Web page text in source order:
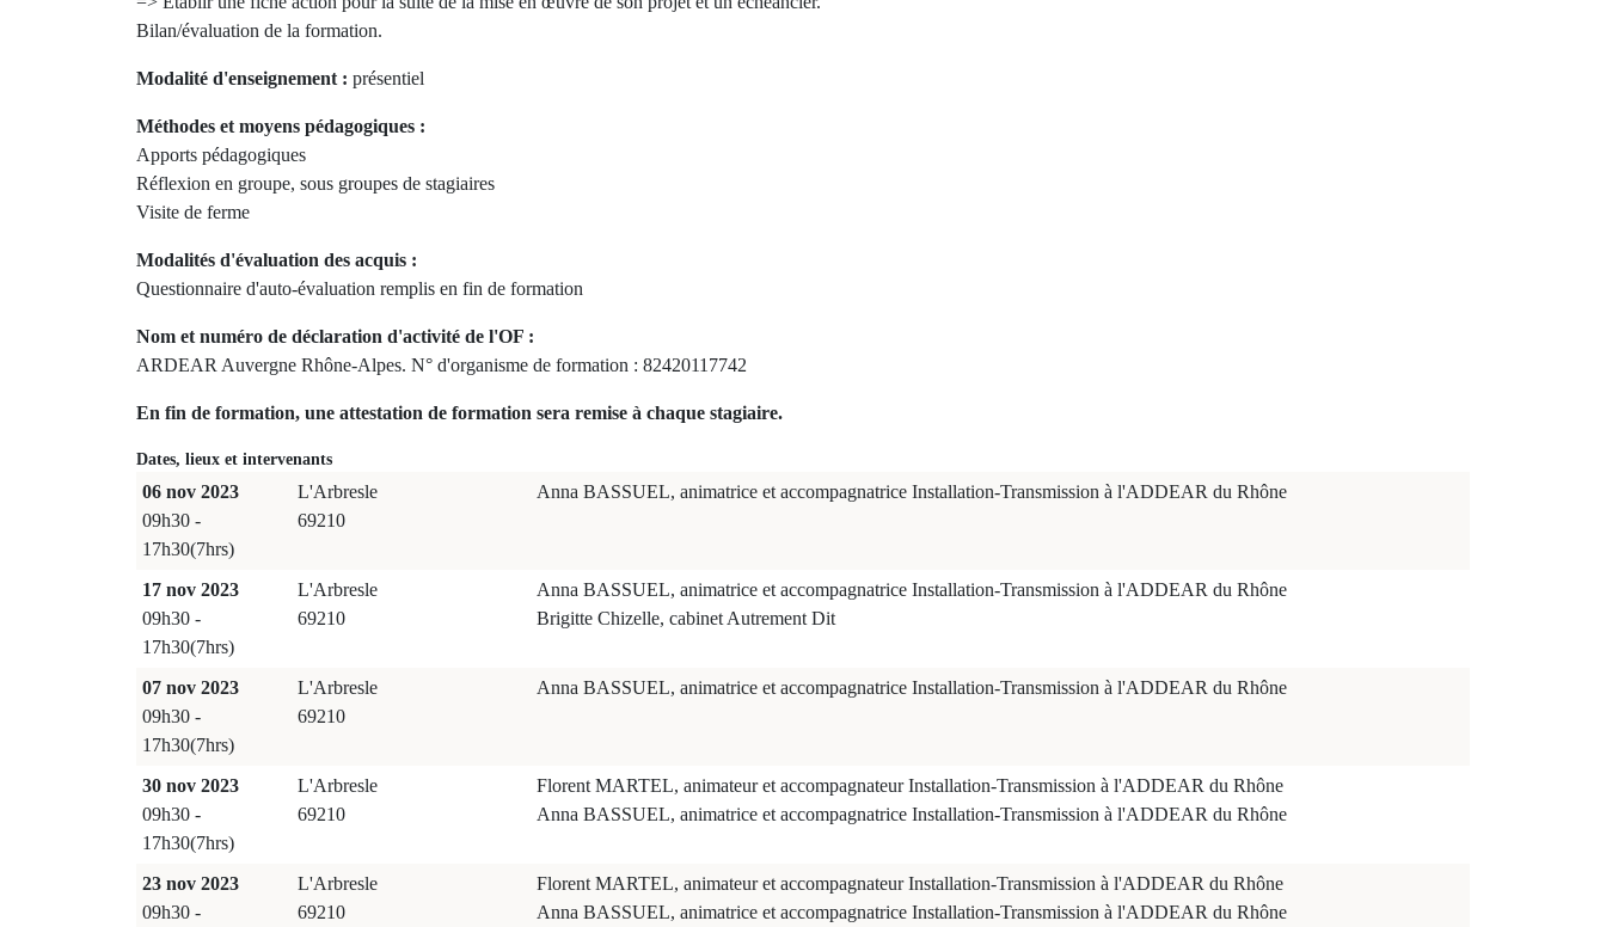
Bilan/évaluation de la formation.
Modalité d'enseignement : présentiel
Méthodes et moyens pédagogiques :
Apports pédagogiques
Réflexion en groupe, sous groupes de stagiaires
Visite de ferme
Modalités d'évaluation des acquis :
Questionnaire d'auto-évaluation remplis en fin de formation
Nom et numéro de déclaration d'activité de l'OF :
ARDEAR Auvergne Rhône-Alpes. N° d'organisme de formation : 82420117742
En fin de formation, une attestation de formation sera remise à chaque stagiaire.
Dates, lieux et intervenants
06 nov 2023
09h30 -
17h30(7hrs)
L'Arbresle
69210
Anna BASSUEL, animatrice et accompagnatrice Installation-Transmission à l'ADDEAR du Rhône
17 nov 2023
09h30 -
17h30(7hrs)
L'Arbresle
69210
Anna BASSUEL, animatrice et accompagnatrice Installation-Transmission à l'ADDEAR du Rhône
Brigitte Chizelle, cabinet Autrement Dit
07 nov 2023
09h30 -
17h30(7hrs)
L'Arbresle
69210
Anna BASSUEL, animatrice et accompagnatrice Installation-Transmission à l'ADDEAR du Rhône
30 nov 2023
09h30 -
17h30(7hrs)
L'Arbresle
69210
Florent MARTEL, animateur et accompagnateur Installation-Transmission à l'ADDEAR du Rhône
Anna BASSUEL, animatrice et accompagnatrice Installation-Transmission à l'ADDEAR du Rhône
23 nov 2023
09h30 -
L'Arbresle
69210
Florent MARTEL, animateur et accompagnateur Installation-Transmission à l'ADDEAR du Rhône
Anna BASSUEL, animatrice et accompagnatrice Installation-Transmission à l'ADDEAR du Rhône